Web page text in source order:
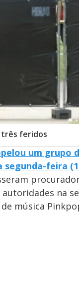
feridos
um grupo
segunda-feira
na
música